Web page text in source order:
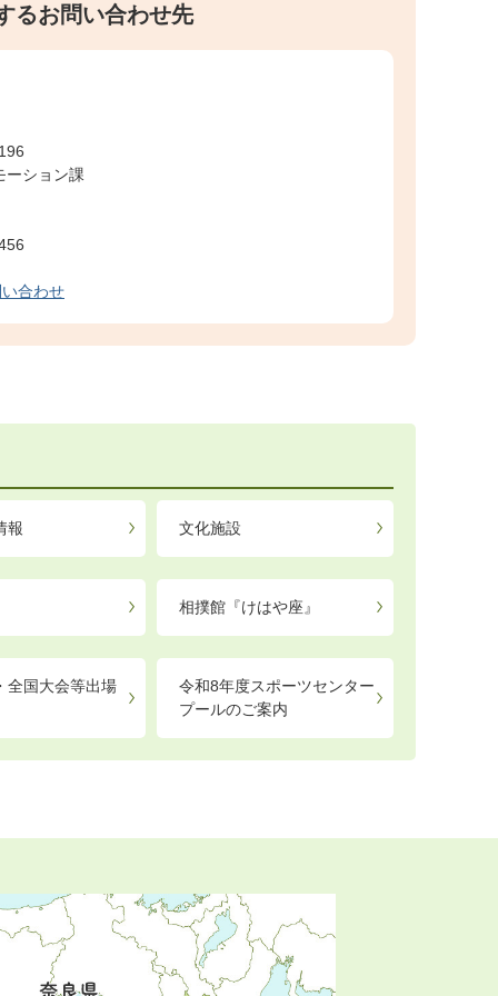
るお問い合わせ先
ーション課
合わせ
報 文化施設
相撲館『けはや座』
全国大会等出場
令和8年度スポーツセンター
プールのご案内